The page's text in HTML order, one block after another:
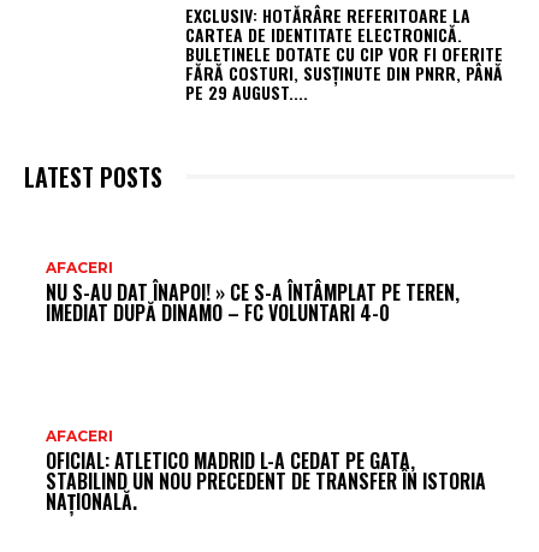
EXCLUSIV: HOTĂRÂRE REFERITOARE LA
CARTEA DE IDENTITATE ELECTRONICĂ.
BULETINELE DOTATE CU CIP VOR FI OFERITE
FĂRĂ COSTURI, SUSȚINUTE DIN PNRR, PÂNĂ
PE 29 AUGUST....
LATEST POSTS
AFACERI
NU S-AU DAT ÎNAPOI! » CE S-A ÎNTÂMPLAT PE TEREN,
IMEDIAT DUPĂ DINAMO – FC VOLUNTARI 4-0
AFACERI
OFICIAL: ATLETICO MADRID L-A CEDAT PE GATA,
STABILIND UN NOU PRECEDENT DE TRANSFER ÎN ISTORIA
NAȚIONALĂ.